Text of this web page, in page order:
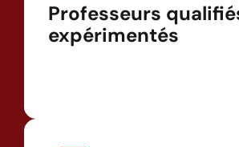
Professeurs
expérimentés